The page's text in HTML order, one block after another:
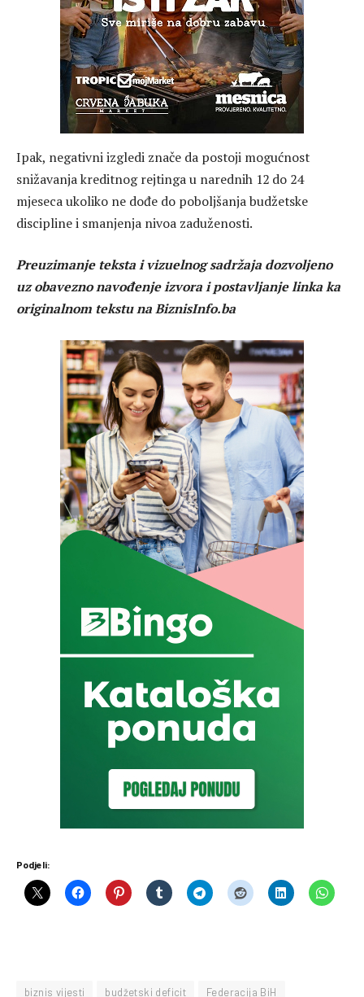
Ipak, negativni izgledi znače da postoji mogućnost
snižavanja kreditnog rejtinga u narednih 12 do 24
mjeseca ukoliko ne dođe do poboljšanja budžetske
discipline i smanjenja nivoa zaduženosti.
Preuzimanje teksta i vizuelnog sadržaja dozvoljeno
uz obavezno navođenje izvora i postavljanje linka ka
originalnom tekstu na BiznisInfo.ba
Podjeli:
biznis vijesti budžetski deficit Federacija BiH